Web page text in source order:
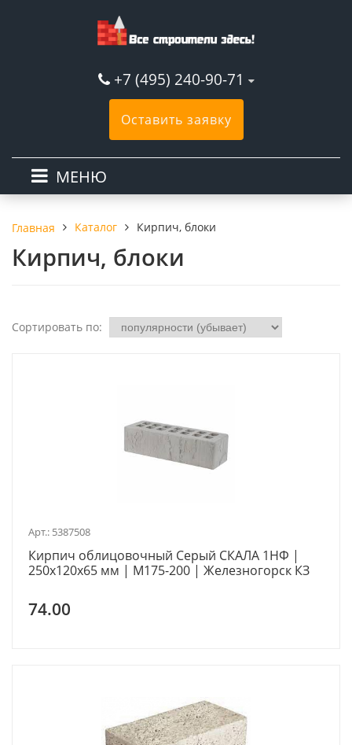
+7 (495) 240-90-71
Оставить заявку
МЕНЮ
Главная Каталог Кирпич, блоки
Кирпич, блоки
Сортировать по:
Арт.: 5387508
Кирпич облицовочный Серый СКАЛА 1НФ |
250х120х65 мм | М175-200 | Железногорск КЗ
74.00